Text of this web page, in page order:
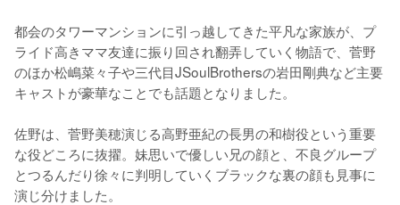
都会のタワーマンションに引っ越してきた平凡な家族が、プ
ライド高きママ友達に振り回され翻弄していく物語で、菅野
のほか松嶋菜々子や三代目JSoulBrothersの岩田剛典など主要
キャストが豪華なことでも話題となりました。
佐野は、菅野美穂演じる高野亜紀の長男の和樹役という重要
な役どころに抜擢。妹思いで優しい兄の顔と、不良グループ
とつるんだり徐々に判明していくブラックな裏の顔も見事に
演じ分けました。